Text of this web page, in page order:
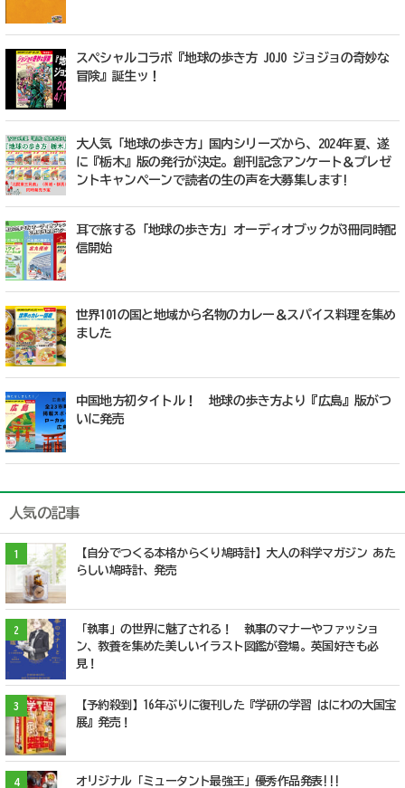
スペシャルコラボ『地球の歩き方 JOJO ジョジョの奇妙な
冒険』誕生ッ！
大人気「地球の歩き方」国内シリーズから、2024年夏、遂
に『栃木』版の発行が決定。創刊記念アンケート＆プレゼ
ントキャンペーンで読者の生の声を大募集します!
耳で旅する「地球の歩き方」オーディオブックが3冊同時配
信開始
世界101の国と地域から名物のカレー＆スパイス料理を集め
ました
中国地方初タイトル！ 地球の歩き方より『広島』版がつ
いに発売
人気の記事
1
【自分でつくる本格からくり鳩時計】大人の科学マガジン あた
らしい鳩時計、発売
2
「執事」の世界に魅了される！ 執事のマナーやファッショ
ン、教養を集めた美しいイラスト図鑑が登場。英国好きも必
見！
3
【予約殺到】16年ぶりに復刊した『学研の学習 はにわの大国宝
展』発売！
4 オリジナル「ミュータント最強王」優秀作品発表!!!